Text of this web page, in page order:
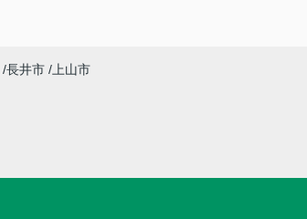
長井市
上山市